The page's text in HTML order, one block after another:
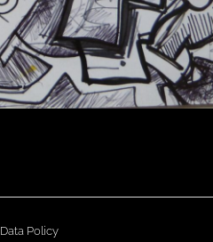
Data Policy